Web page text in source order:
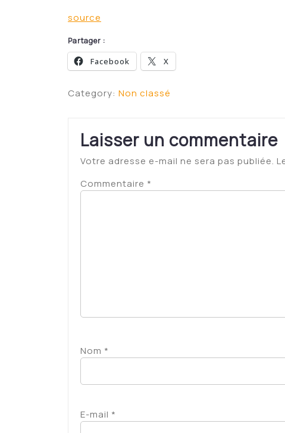
source
Partager :
Facebook X
Category: Non classé
Laisser un commentaire
Votre adresse e-mail ne sera pas publiée.
Commentaire *
Nom *
E-mail *